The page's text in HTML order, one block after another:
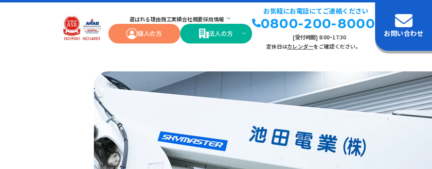
選ばれる理由施工実績会社概要採用情報
個人の方 法人の方
お気軽にお電話にてご連絡ください
0800-200-8000
[受付時間] 8:00~17:30
定休日はカレンダーをご確認ください。
お問い合わせ